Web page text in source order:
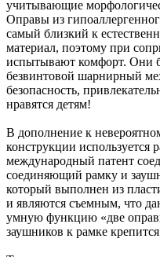
учитывающие
Оправы из
самый близкий к
материал, поэтому при
испытывают комфорт. Они
безвинтовой шарнирный
безопасность,
нравятся детям!
В дополнение к
конструкции
международный патент
соединяющий рамку и
который выполнен из
и являются съемным, что
умную функцию «две
заушников к рамке